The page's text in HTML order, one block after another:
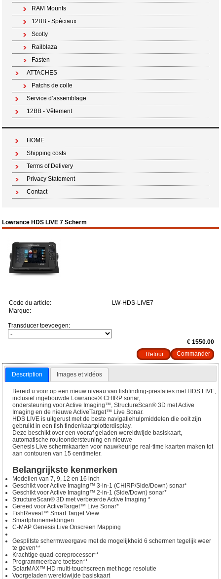
RAM Mounts
12BB - Spéciaux
Scotty
Railblaza
Fasten
ATTACHES
Patchs de colle
Service d’assemblage
12BB - Vêtement
HOME
Shipping costs
Terms of Delivery
Privacy Statement
Contact
Lowrance HDS LIVE 7 Scherm
Code du article:
LW-HDS-LIVE7
Marque:
Transducer toevoegen:
€ 1550.00
Retour
Description Images et vidéos
Bereid u voor op een nieuw niveau van fishfinding-prestaties met HDS LIVE,
inclusief ingebouwde Lowrance® CHIRP sonar,
ondersteuning voor Active Imaging™, StructureScan® 3D met Active
Imaging en de nieuwe ActiveTarget™ Live Sonar.
HDS LIVE is uitgerust met de beste navigatiehulpmiddelen die ooit zijn
gebruikt in een fish finder/kaartplotterdisplay.
Deze beschikt over een vooraf geladen wereldwijde basiskaart,
automatische routeondersteuning en nieuwe
Genesis Live schermkaarten voor nauwkeurige real-time kaarten maken tot
aan contouren van 15 centimeter.
Belangrijkste kenmerken
Modellen van 7, 9, 12 en 16 inch
Geschikt voor Active Imaging™ 3-in-1 (CHIRP/Side/Down) sonar*
Geschikt voor Active Imaging™ 2-in-1 (Side/Down) sonar*
StructureScan® 3D met verbeterde Active Imaging *
Gereed voor ActiveTarget™ Live Sonar*
FishReveal™ Smart Target View
Smartphonemeldingen
C-MAP Genesis Live Onscreen Mapping
Gesplitste schermweergave met de mogelijkheid 6 schermen tegelijk weer
te geven**
Krachtige quad-coreprocessor**
Programmeerbare toetsen**
SolarMAX™ HD multi-touchscreen met hoge resolutie
Voorgeladen wereldwijde basiskaart